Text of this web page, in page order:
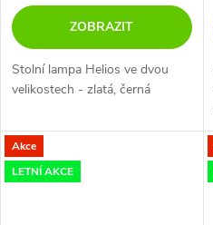
ZOBRAZIT
Stolní lampa Helios ve dvou
velikostech - zlatá, černá
Akce
LETNÍ AKCE